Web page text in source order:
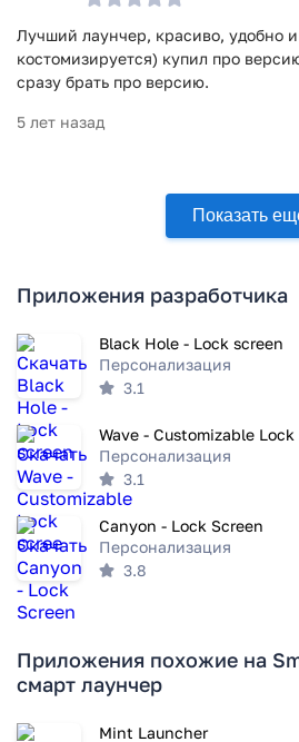
Лучший лаунчер, красиво, удобно
костомизируется) купил про
сразу брать про версию.
5 лет назад
Показать
Приложения разработчика
Black Hole - Lock screen
Персонализация
3.1
Персонализация
3.1
Canyon - Lock Screen
Персонализация
3.8
Приложения похожие на
смарт лаунчер
Mint Launcher